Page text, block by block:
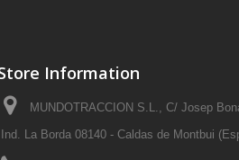
Information
MUNDOTRACCION S.L., C/ Josep
Ind. La Borda 08140 - Caldas de Montbui